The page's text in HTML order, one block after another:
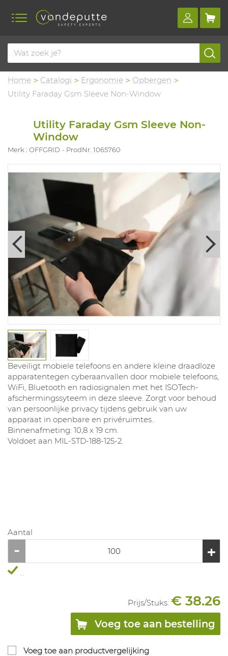
Home Catalogi Ergonomie
Opbergen
Utility Faraday Gsm Sleeve Non-Window
Utility Faraday Gsm Sleeve Non-
Window
Merk : OFFGRID ProdNr. 1065760
Beveiligt mobiele telefoons en andere kleine draadloze
apparatentegen cyberaanvallen door mobiele telefoons,
WiFi, Bluetooth en radiosignalen met het ISOTech-
afschermingssyteem in deze sleeve. Zorgt voor behoud
van persoonlijke privacy tijdens gebruik van uw
apparaat in openbare en privéruimtes..
Binnenafmeting: 10,8 x 19 cm.
Voldoet aan MIL-STD-188-125-2.
Aantal
...
Prijs/Stuks: € 38.26
Voeg toe aan bestelling
Voeg toe aan productvergelijking